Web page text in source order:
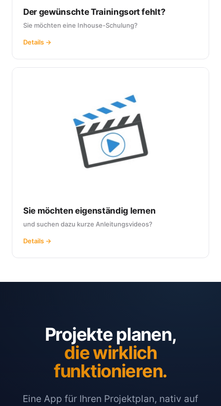
Der gewünschte Trainingsort fehlt?
Sie möchten eine Inhouse-Schulung?
Details →
Sie möchten eigenständig lernen
und suchen dazu kurze Anleitungsvideos?
Details →
Projekte planen,
die wirklich
funktionieren.
Eine App für Ihren Projektplan, nativ auf